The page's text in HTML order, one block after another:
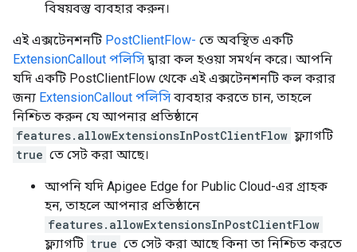
বিষয়বস্তু ব্যবহার করুন।
এই এক্সটেনশনটি PostClientFlow- তে অবস্থিত একটি
ExtensionCallout পলিসি দ্বারা কল হওয়া সমর্থন করে। আপনি
যদি একটি PostClientFlow থেকে এই এক্সটেনশনটি কল করার
জন্য ExtensionCallout পলিসি ব্যবহার করতে চান, তাহলে
নিশ্চিত করুন যে আপনার প্রতিষ্ঠানে
features.allowExtensionsInPostClientFlow ফ্ল্যাগটি
true তে সেট করা আছে।
আপনি যদি Apigee Edge for Public Cloud-এর গ্রাহক
হন, তাহলে আপনার প্রতিষ্ঠানে
features.allowExtensionsInPostClientFlow
ফ্ল্যাগটি true তে সেট করা আছে কিনা তা নিশ্চিত করতে